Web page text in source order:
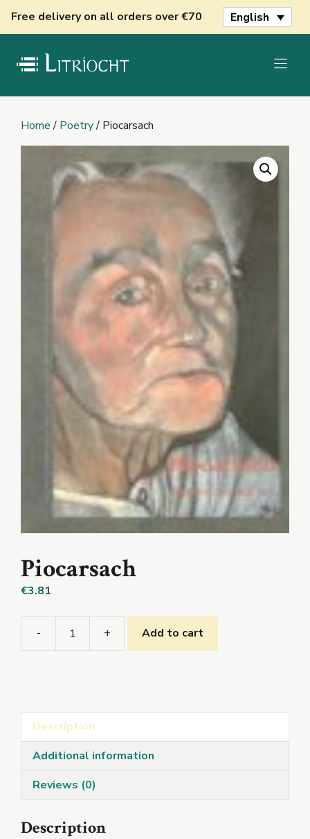
Free delivery on all orders over €70 English
Home/ Poetry/ Piocarsach
Piocarsach
€3.81
-
Piocarsach
+ Add to cart
Description
Additional information
Reviews (0)
Description